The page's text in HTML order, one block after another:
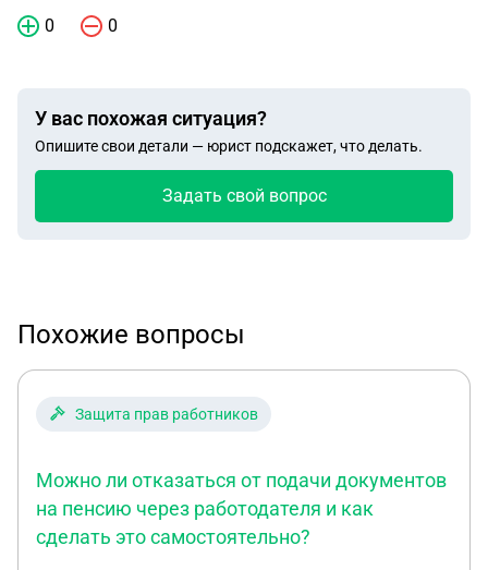
0 0
У вас похожая ситуация?
Опишите свои детали — юрист подскажет, что делать.
Задать свой вопрос
Похожие вопросы
Защита прав работников
Можно ли отказаться от подачи документов
на пенсию через работодателя и как
сделать это самостоятельно?